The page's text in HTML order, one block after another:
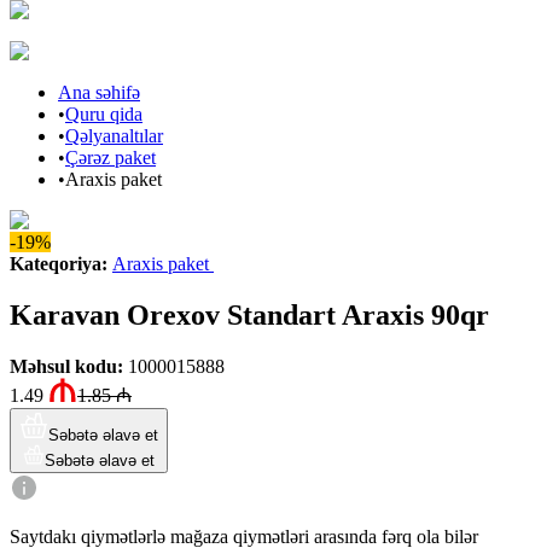
Ana səhifə
•Quru qida
•Qəlyanaltılar
•Çərəz paket
•Araxis paket
-19%
Kateqoriya: Araxis paket
Karavan Orexov Standart Araxis 90qr
Məhsul kodu: 1000015888
1.49
1.85₼
Səbətə əlavə et
Səbətə əlavə et
Saytdakı qiymətlərlə mağaza qiymətləri arasında fərq ola bilər